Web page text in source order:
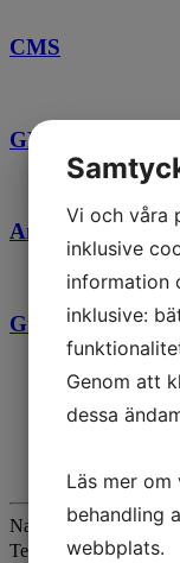
CMS
GDPR & SSL-
Annonsera på
Grafisk profil
Fyll i
Vill du
Namn
Telefonnummer*
Vi och våra
inklusive
information
inklusive:
Genom att
dessa
Läs mer
behandling
webbplats.